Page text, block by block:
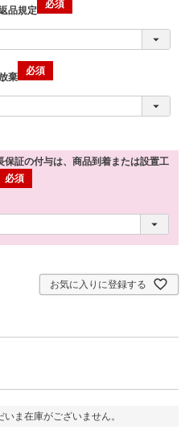
品規定
棄
証の付与は、商品到着または設置工
お気に入りに登録する
ま在庫がございません。